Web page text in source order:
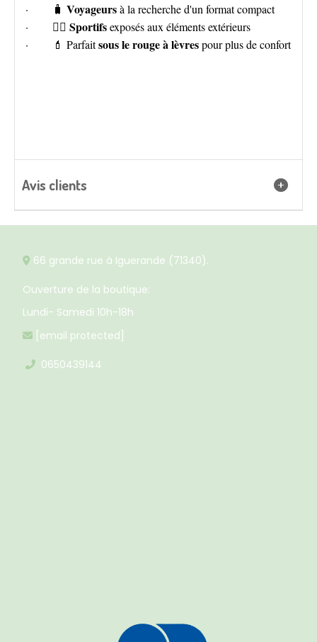
· 🧳 Voyageursà la recherche d'un format compact
· 🏃‍♀️ Sportifsexposés aux éléments extérieurs
· 💄 Parfaitsous le rouge à lèvrespour plus de confort
Avis clients
 66 grande rue à Iguerande (71340).
Ouverture de la boutique:
Lundi- Samedi 10h-18h
 [email protected]
 0650439144